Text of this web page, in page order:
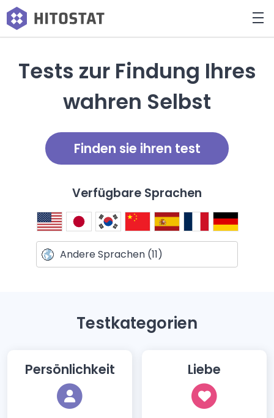
Tests zur Findung Ihres
wahren Selbst
Finden sie ihren test
Verfügbare Sprachen
Andere Sprachen (11)
Testkategorien
Persönlichkeit Liebe